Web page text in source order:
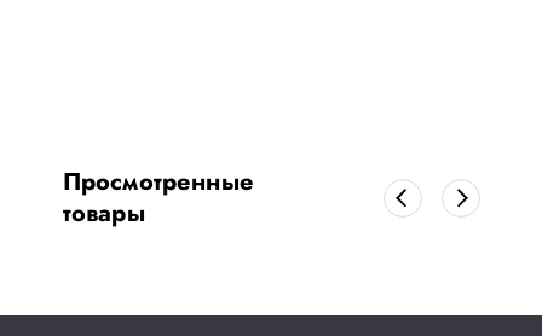
Просмотренные
товары